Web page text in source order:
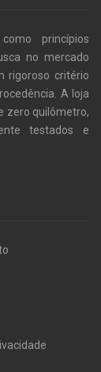
princípios
no mercado
rigoroso critério
A loja
zero quilômetro,
testados e